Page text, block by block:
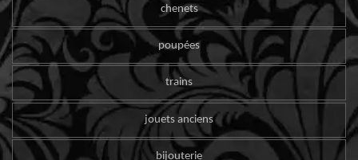
chenets
poupées
trains
jouets anciens
bijouterie